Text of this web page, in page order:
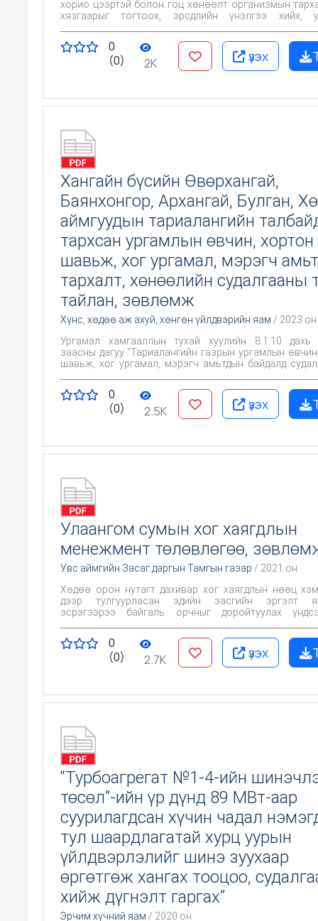
хорио цээртэй болон гоц хөнөөлт организмын
хязгаарыг тогтоох, эрсдлийн үнэлгээ хийх,
оролцоотойгоор зохион байгуулж цаашид
урьдчилан сэргийлэх, тэмцэх байгаль
дэвшилтэд ургамал хамгааллын аргыг
0
(0)
2K үзэх
Хангайн бүсийн Өвөрхангай,
Баянхонгор, Архангай, Булган,
аймгуудын тариалангийн
тархсан ургамлын өвчин, хортон
шавьж, хог ургамал, мэрэгч
тархалт, хөнөөлийн судалгааны
тайлан, зөвлөмж
Хүнс, хөдөө аж ахуй, хөнгөн үйлдвэрийн яам / 2023 он
Ургамал хамгааллын тухай хуулийн 8.1.10 дахь
заасны дагуу “Тариалангийн газрын ургамлын өвчин, хөнөөлт
шавьж, хог ургамал, мэрэгч амьтдын байдалд
бүрэлдэхүүн, хөнөөлийг тогтоох судалгаа”
тендерийн ажлын хүрээнд Хангайн бүсийн
Баянхонгор, Архангай, Булган, Хөвсгөл аймгуудын
мэрэгч амьтдын тархалт, хөнөөлийг
зорилготой.
0
(0)
2.5K үзэх
Улаангом сумын хог хаягдлын
менежмент төлөвлөгөө,
Увс аймгийн Засаг даргын Тамгын газар / 2021 он
Хөдөө орон нутагт дахивар хог хаягдлын нөөц
дээр тулгуурласан эдийн засгийн эргэлт
эсрэгээрээ байгаль орчныг доройтуулах үндсэн хүчин
менежментийн төлөвлөгөөг боловсруулж хог
боловсруулах үүсгэл санаачилгыг дэмжинэ
үндэслэн Улаангом сумын хог хаягдлын
0
(0)
2.7K үзэх
“Турбоагрегат №1-4-ийн
төсөл”-ийн үр дүнд 89 МВт-аар
суурилагдсан хүчин чадал
тул шаардлагатай хурц уурын
үйлдвэрлэлийг шинэ зуухаар
өргөтгөж хангах тооцоо,
хийж дүгнэлт гаргах”
Эрчим хүчний яам / 2020 он